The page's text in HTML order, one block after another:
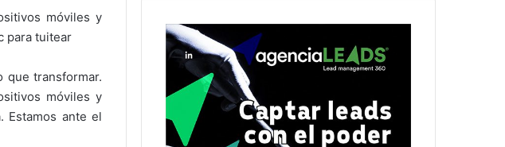
móviles y
para tuitear
que transformar.
móviles y
Estamos ante el